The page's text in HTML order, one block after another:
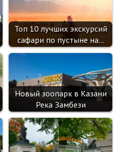
Топ 10 лучших экскурсий
сафари по пустыне на…
Новый зоопарк в Казани
Река Замбези